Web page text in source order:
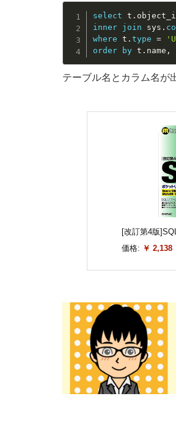
select t .
inner join sys .
where t .type =
order
by t . name ,
テーブル名とカラム名が
[改訂第4版
価格: ￥ 2,138